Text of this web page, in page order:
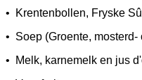
• Krentenbollen, Fryske
• Soep (Groente,
• Melk, karnemelk en jus